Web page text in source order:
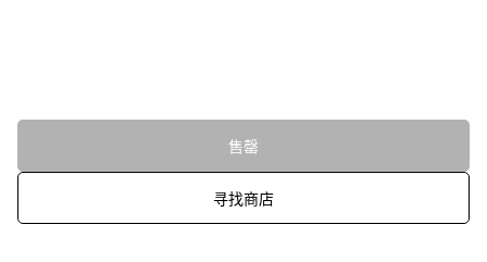
售罄
寻找商店